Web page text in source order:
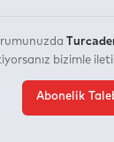
bizimle
Abonelik